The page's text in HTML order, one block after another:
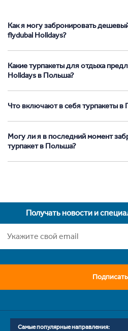
Как я могу забронировать
flydubai Holidays?
Какие турпакеты для отдыха
Holidays в Польша?
Что включают в себя турпакеты в
Могу ли я в последний момент
турпакет в Польша?
Получать новости и
Самые популярные направления: